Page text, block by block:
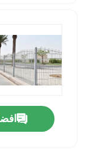
المنتجات
حولنا
جولة في المصنع